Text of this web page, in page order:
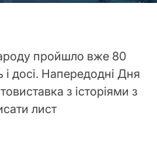
пройшло вже 80
і досі. Напередодні Дня
з історіями з
лист